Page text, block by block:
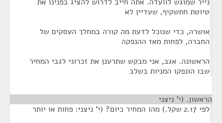
טיוטת חתשקיף, שעדיין לא
אושרה, כדי שנוכל לדעת מה קורה במחלך העסקים של
החברה, לפחות מאז ההנפקה
הראשונה. אגב, אני מבקש שתרענן את זכרוני לגבי המחיר
שבו הונפקו המניות בשלב
הראשון. (י' ניצני
לפי 2.17 שקל.) מהו המחיר כיום? (י' ניצני: פחות או יותר